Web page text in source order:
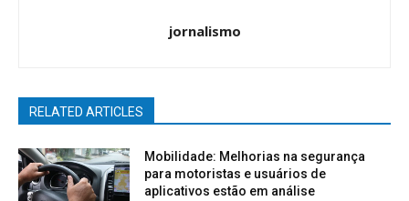
jornalismo
RELATED ARTICLES
Mobilidade: Melhorias na segurança
para motoristas e usuários de
aplicativos estão em análise